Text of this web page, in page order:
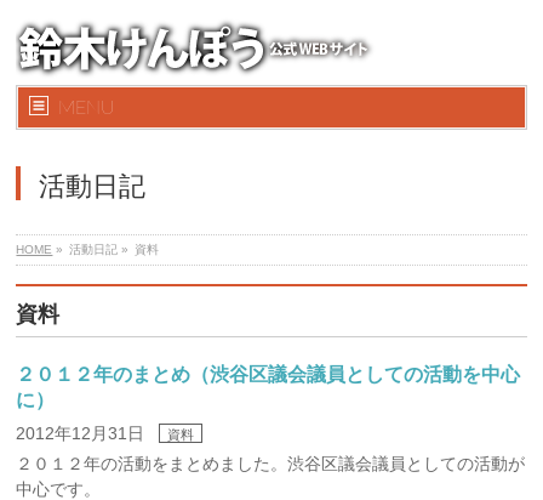
MENU
活動日記
HOME » 活動日記 » 資料
資料
２０１２年のまとめ（渋谷区議会議員としての活動を中心
に）
2012年12月31日 資料
２０１２年の活動をまとめました。渋谷区議会議員としての活動が
中心です。